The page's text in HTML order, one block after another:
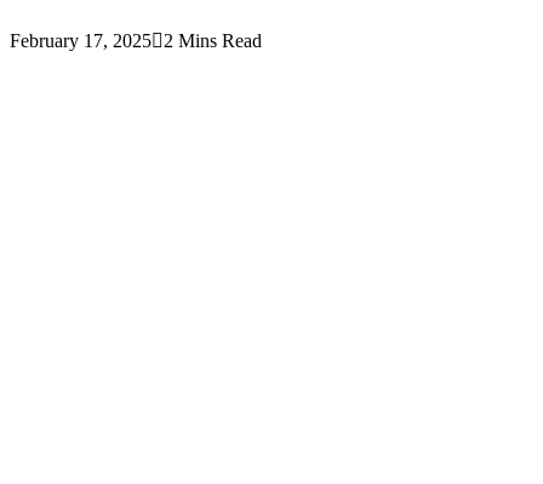
February 17, 2025 2 Mins Read